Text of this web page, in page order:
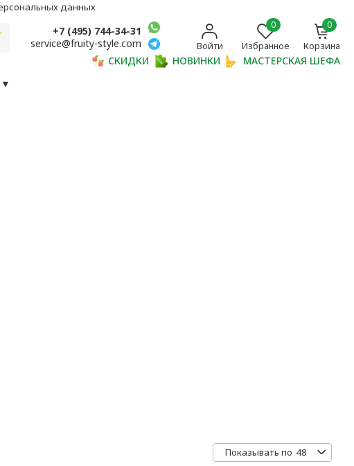
данных
+7 (495) 744-34-31
service@fruity-style.com
Войти
0
Избранное
0
Корзина
СКИДКИ НОВИНКИ
МАСТЕРСКАЯ ШЕФА
▼
Показывать по 48